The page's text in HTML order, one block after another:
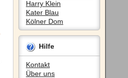
Harry Klein
Kater Blau
Kölner Dom
Hilfe
Kontakt
Über uns